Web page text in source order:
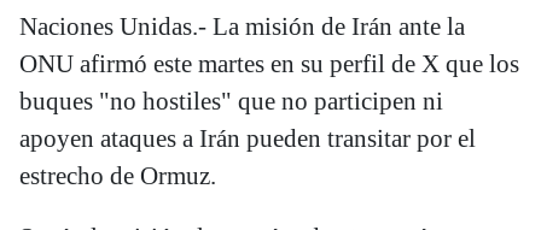
Naciones Unidas.- La misión de Irán ante la
ONU afirmó este martes en su perfil de X que los
buques "no hostiles" que no participen ni
apoyen ataques a Irán pueden transitar por el
estrecho de Ormuz.